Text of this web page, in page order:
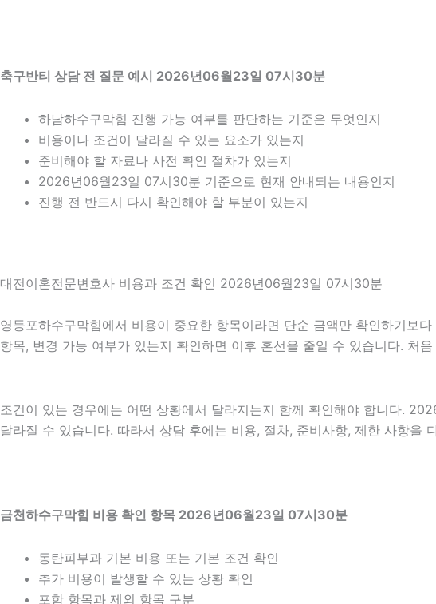
축구반티 상담 전 질문 예시 2026년06월23일 07시30분
하남하수구막힘 진행 가능 여부를 판단하는 기준은 무엇인지
비용이나 조건이 달라질 수 있는 요소가 있는지
준비해야 할 자료나 사전 확인 절차가 있는지
2026년06월23일 07시30분 기준으로 현재 안내되는 내용인지
진행 전 반드시 다시 확인해야 할 부분이 있는지
대전이혼전문변호사 비용과 조건 확인 2026년06월23일 07시30분
영등포하수구막힘에서 비용이 중요한 항목이라면 단순 금액만 확인하기
항목, 변경 가능 여부가 있는지 확인하면 이후 혼선을 줄일 수 있습니다. 처
조건이 있는 경우에는 어떤 상황에서 달라지는지 함께 확인해야 합니다.
달라질 수 있습니다. 따라서 상담 후에는 비용, 절차, 준비사항, 제한 사항을
금천하수구막힘 비용 확인 항목 2026년06월23일 07시30분
동탄피부과 기본 비용 또는 기본 조건 확인
추가 비용이 발생할 수 있는 상황 확인
포함 항목과 제외 항목 구분